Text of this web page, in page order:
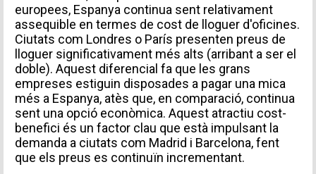
europees, Espanya continua sent relativament
assequible en termes de cost de lloguer d'oficines.
Ciutats com Londres o París presenten preus de
lloguer significativament més alts (arribant a ser el
doble). Aquest diferencial fa que les grans
empreses estiguin disposades a pagar una mica
més a Espanya, atès que, en comparació, continua
sent una opció econòmica. Aquest atractiu cost-
benefici és un factor clau que està impulsant la
demanda a ciutats com Madrid i Barcelona, fent
que els preus es continuïn incrementant.